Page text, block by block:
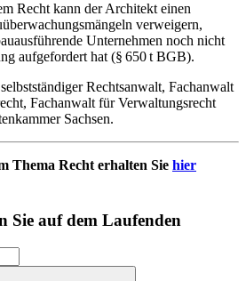
Recht kann der Architekt einen
verweigern,
Unternehmen noch nicht
aufgefordert hat (§ 650 t BGB).
Rechtsanwalt, Fachanwalt
Fachanwalt für Verwaltungsrecht
Sachsen.
Thema Recht erhalten Sie hier
Sie auf dem Laufenden